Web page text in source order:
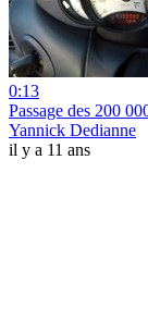
0:13
Passage des 200
Yannick Dedianne
il y a 11 ans